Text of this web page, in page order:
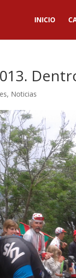
INICIO
, Noticias